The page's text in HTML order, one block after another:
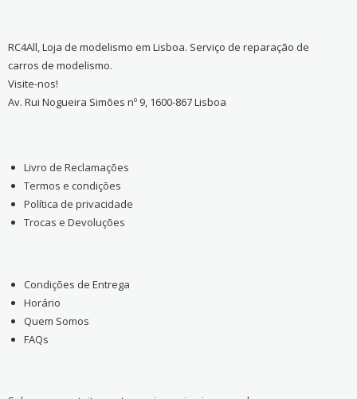
RC4All, Loja de modelismo em Lisboa. Serviço de reparação de
carros de modelismo.
Visite-nos!
Av. Rui Nogueira Simões nº 9, 1600-867 Lisboa
Livro de Reclamações
Termos e condições
Política de privacidade
Trocas e Devoluções
Condições de Entrega
Horário
Quem Somos
FAQs